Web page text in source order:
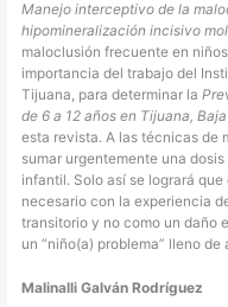
Manejo interceptivo de la
hipomineralización incisivo
maloclusión frecuente en
importancia del trabajo del
Tijuana, para determinar la
de 6 a 12 años en Tijuana,
esta revista. A las técnicas de
sumar urgentemente una
infantil. Solo así se logrará
necesario con la experiencia
transitorio y no como un daño
un “niño(a) problema” lleno
Malinalli Galván Rodríguez